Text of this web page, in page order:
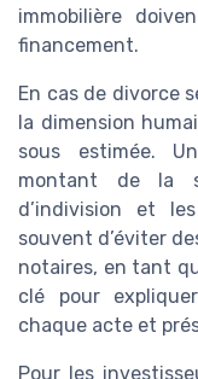
immobilière
financement.
En cas de divorce
la dimension
sous estimée.
montant de la
d’indivision et
souvent d’éviter
notaires, en tant
clé pour
chaque acte et
Pour les